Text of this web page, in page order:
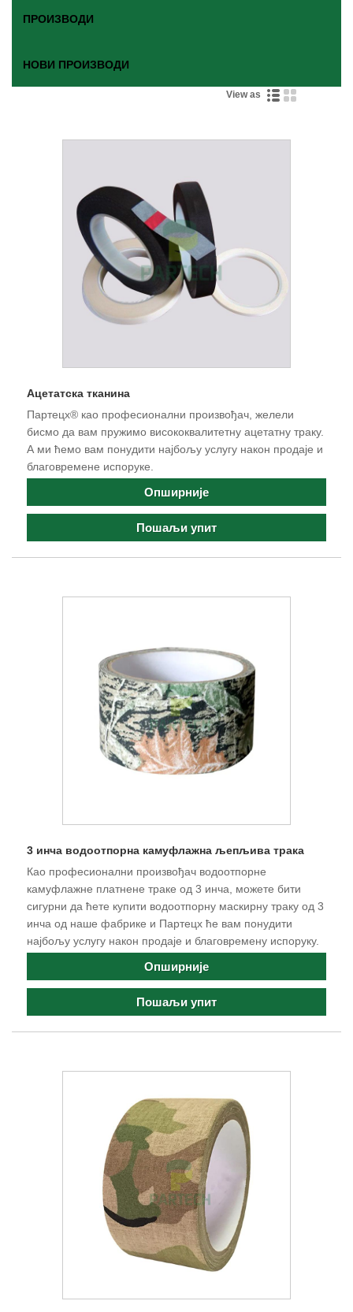
ПРОИЗВОДИ
НОВИ ПРОИЗВОДИ
View as
Ацетатска тканина
Партецх® као професионални произвођач, желели
бисмо да вам пружимо висококвалитетну ацетатну траку.
А ми ћемо вам понудити најбољу услугу након продаје и
благовремене испоруке.
Опширније
Пошаљи упит
3 инча водоотпорна камуфлажна љепљива трака
Као професионални произвођач водоотпорне
камуфлажне платнене траке од 3 инча, можете бити
сигурни да ћете купити водоотпорну маскирну траку од 3
инча од наше фабрике и Партецх ће вам понудити
најбољу услугу након продаје и благовремену испоруку.
Опширније
Пошаљи упит